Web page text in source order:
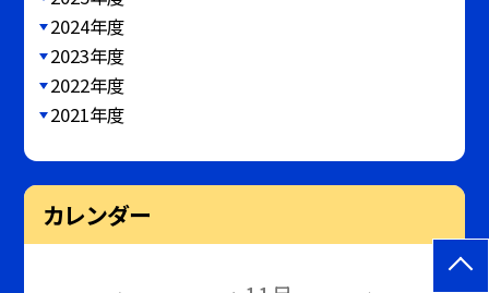
2024年度
2023年度
2022年度
2021年度
カレンダー